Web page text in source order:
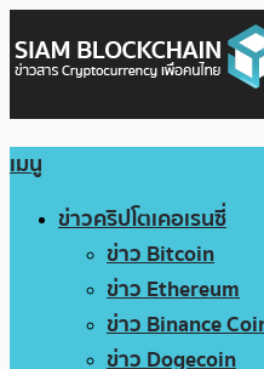
เมนู
ข่าวคริปโตเคอเรนซี่
ข่าว Bitcoin
ข่าว Ethereum
ข่าว Binance
ข่าว Dogecoin